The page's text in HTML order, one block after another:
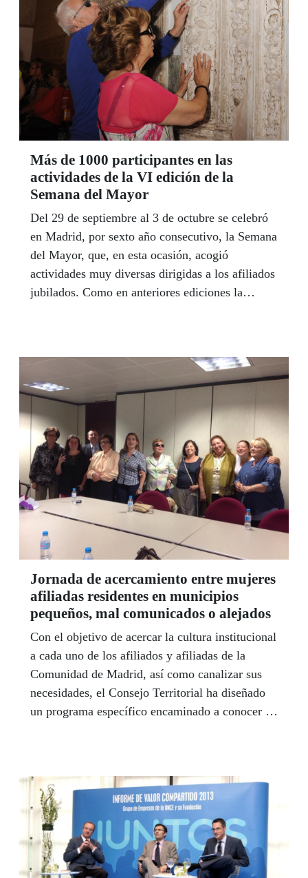
Más de 1000 participantes en las
actividades de la VI edición de la
Semana del Mayor
Del 29 de septiembre al 3 de octubre se celebró
en Madrid, por sexto año consecutivo, la Semana
del Mayor, que, en esta ocasión, acogió
actividades muy diversas dirigidas a los afiliados
jubilados. Como en anteriores ediciones la
Jornada de acercamiento entre mujeres
afiliadas residentes en municipios
pequeños, mal comunicados o alejados
Con el objetivo de acercar la cultura institucional
a cada uno de los afiliados y afiliadas de la
Comunidad de Madrid, así como canalizar sus
necesidades, el Consejo Territorial ha diseñado
un programa específico encaminado a conocer la